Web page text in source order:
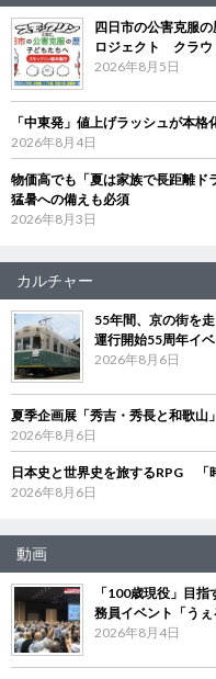
四日市の公害克服
ロジェクト クラウ
2026年8月5日
「中東発」値上げラッシュが本
2026年8月4日
物価高でも「夏は家族で長距離
猛暑への備えも必須
2026年8月3日
カルチャー
55年間、京の街を
運行開始55周年イ
2026年8月6日
夏季企画展「秀吉・秀長と和歌
2026年8月6日
日本史と世界史を旅するRPG
2026年8月6日
動画
「100歳現役」目
務員イベント「うぇ
2026年8月4日